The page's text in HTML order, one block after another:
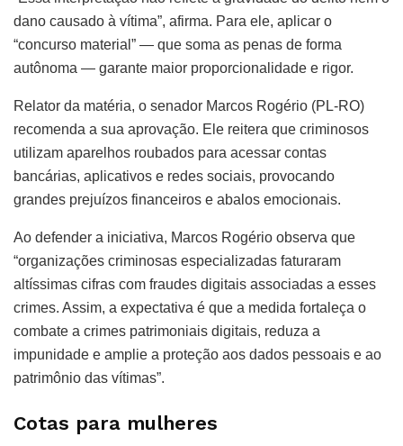
dano causado à vítima”, afirma. Para ele, aplicar o
“concurso material” — que soma as penas de forma
autônoma — garante maior proporcionalidade e rigor.
Relator da matéria, o senador Marcos Rogério (PL-RO)
recomenda a sua aprovação. Ele reitera que criminosos
utilizam aparelhos roubados para acessar contas
bancárias, aplicativos e redes sociais, provocando
grandes prejuízos financeiros e abalos emocionais.
Ao defender a iniciativa, Marcos Rogério observa que
“organizações criminosas especializadas faturaram
altíssimas cifras com fraudes digitais associadas a esses
crimes. Assim, a expectativa é que a medida fortaleça o
combate a crimes patrimoniais digitais, reduza a
impunidade e amplie a proteção aos dados pessoais e ao
patrimônio das vítimas”.
Cotas para mulheres